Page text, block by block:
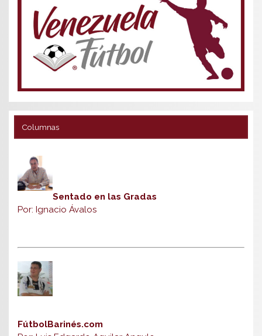
Columnas
Sentado en las Gradas
Por: Ignacio Ávalos
FútbolBarinés.com